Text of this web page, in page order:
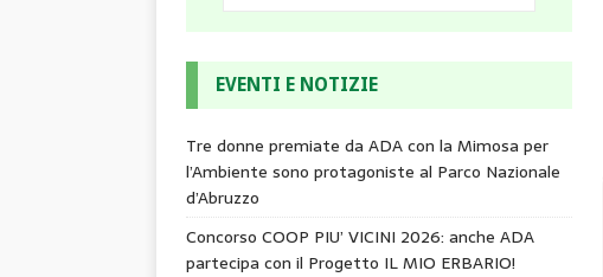
EVENTI E NOTIZIE
Tre donne premiate da ADA con la Mimosa per
l’Ambiente sono protagoniste al Parco Nazionale
d’Abruzzo
Concorso COOP PIU’ VICINI 2026: anche ADA
partecipa con il Progetto IL MIO ERBARIO!